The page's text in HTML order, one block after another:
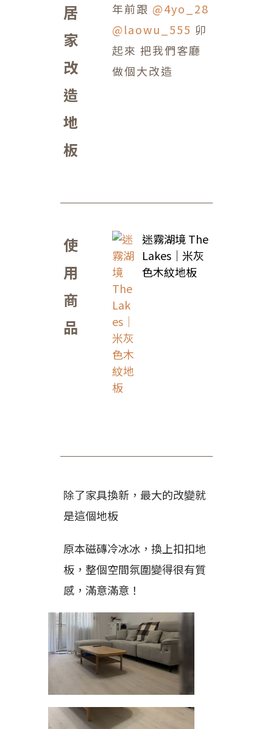
居
家
改
造
地
板
年前跟 @4yo_28
@laowu_555 卯
起來 把我們客廳
做個大改造
使
用
商
品
迷霧湖境 The
Lakes｜米灰
色木紋地板
除了家具換新，最大的改變就
是這個地板
原本磁磚冷冰冰，換上扣扣地
板，整個空間氛圍變得很有質
感，滿意滿意！